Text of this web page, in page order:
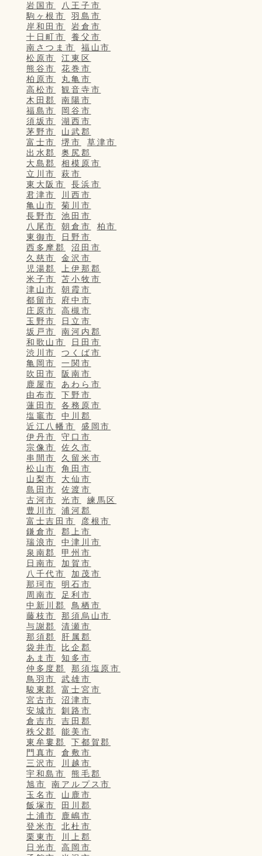
岩国市
八王子市
駒ヶ根市
羽島市
岸和田市
岩倉市
十日町市
養父市
南さつま市
福山市
松原市
江東区
熊谷市
花巻市
柏原市
丸亀市
高松市
観音寺市
木田郡
南陽市
福島市
岡谷市
須坂市
湖西市
茅野市
山武郡
富士市
堺市
草津市
出水郡
奥尻郡
大島郡
相模原市
立川市
萩市
東大阪市
長浜市
君津市
川西市
亀山市
菊川市
長野市
池田市
八尾市
朝倉市
柏市
東御市
日野市
西多摩郡
沼田市
久慈市
金沢市
児湯郡
上伊那郡
米子市
苫小牧市
津山市
朝霞市
都留市
府中市
庄原市
高槻市
玉野市
日立市
坂戸市
南河内郡
和歌山市
日田市
渋川市
つくば市
亀岡市
一関市
吹田市
阪南市
鹿屋市
あわら市
由布市
下野市
蓮田市
各務原市
塩竈市
中川郡
近江八幡市
盛岡市
伊丹市
守口市
宗像市
佐久市
串間市
久留米市
松山市
角田市
山梨市
大仙市
島田市
佐渡市
古河市
光市
練馬区
豊川市
浦河郡
富士吉田市
彦根市
鎌倉市
郡上市
瑞浪市
中津川市
泉南郡
甲州市
日南市
加賀市
八千代市
加茂市
那珂市
明石市
周南市
足利市
中新川郡
鳥栖市
藤枝市
那須烏山市
与謝郡
清瀬市
那須郡
肝属郡
袋井市
比企郡
あま市
知多市
仲多度郡
那須塩原市
鳥羽市
武雄市
駿東郡
富士宮市
宮古市
沼津市
安城市
釧路市
倉吉市
吉田郡
秩父郡
能美市
東牟婁郡
下都賀郡
門真市
倉敷市
三沢市
川越市
宇和島市
熊毛郡
旭市
南アルプス市
玉名市
山鹿市
飯塚市
田川郡
土浦市
鹿嶋市
登米市
北杜市
栗東市
川上郡
日光市
高岡市